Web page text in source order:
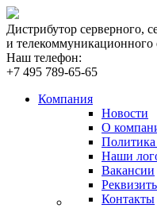
Дистрибутор серверного,
и телекоммуникационного
Наш телефон:
+7 495 789-65-65
Компания
Новости
О
Политика
Наши
Вакансии
Контакты